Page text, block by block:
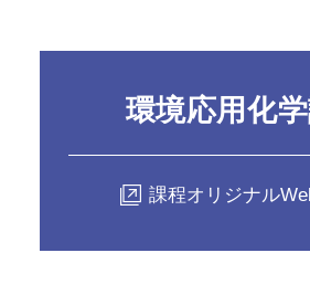
環境応用化
課程オリジナル